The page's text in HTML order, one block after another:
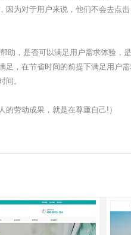
为对于用户来说，他们不会去
，是否可以满足用户需求体验，
，在节省时间的前提下满足用
间。
劳动成果，就是在尊重自己!）